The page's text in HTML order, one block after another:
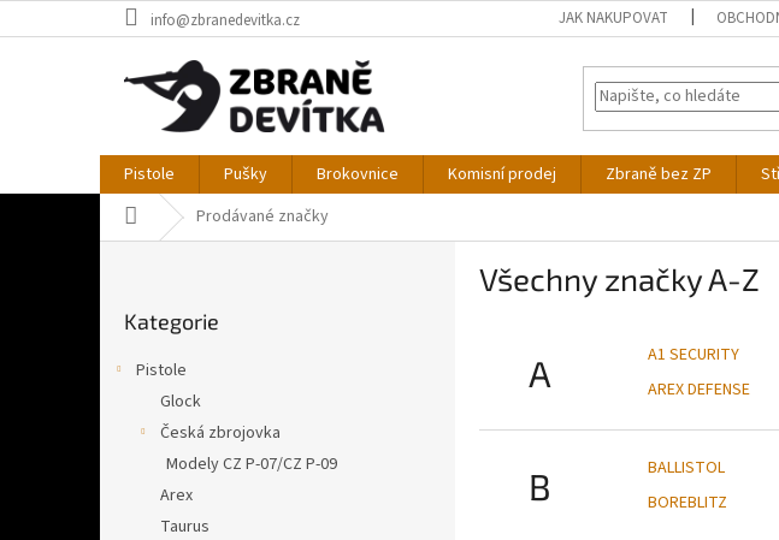
na
info@zbranedevitka.cz JAK NAKUPOVAT
Pistole Pušky Brokovnice Komisní prodej Zbraně bez ZP
Domů Prodávané značky
kategorie
Kategorie
Pistole
Glock
Česká zbrojovka
Modely CZ P-07/CZ P-09
Arex
Taurus
Všechny značky A-Z
A A1 SECURITY
AREX DEFENSE
B BALLISTOL
BOREBLITZ